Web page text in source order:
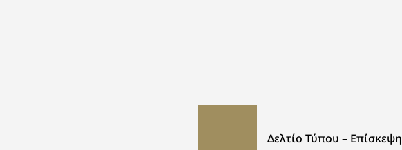
Δελτίο Τύπου – Επίσκεψη